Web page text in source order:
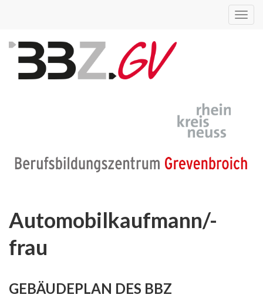
Automobilkaufmann/-
frau
GEBÄUDEPLAN DES BBZ